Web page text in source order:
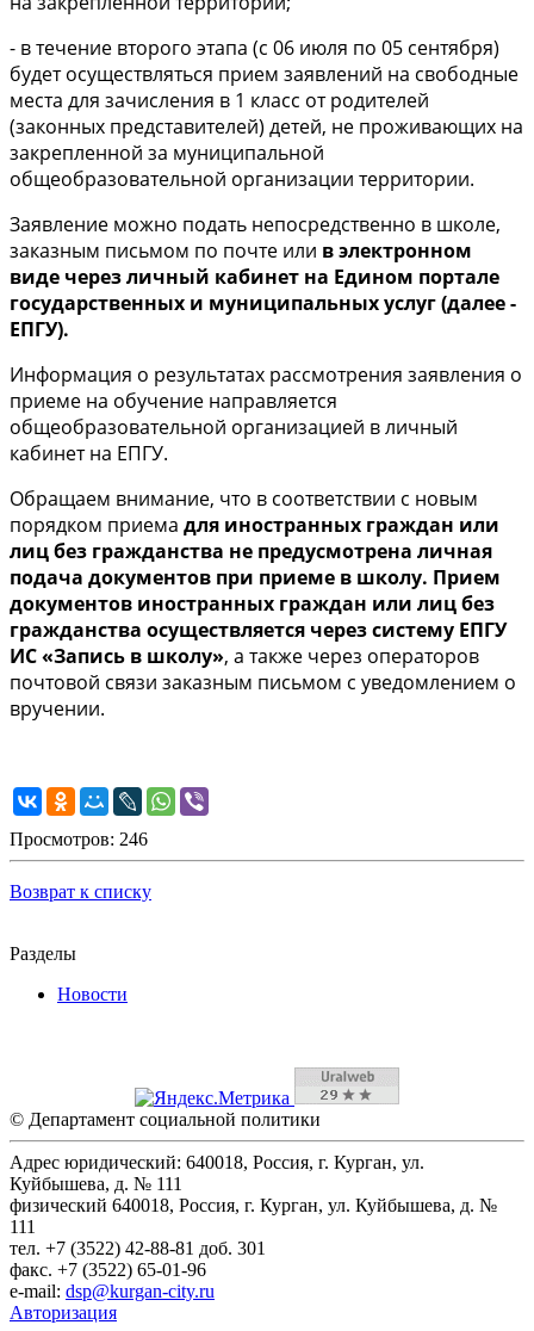
- в течение второго этапа (с 06 июля по 05 сентября)
будет осуществляться прием заявлений на свободные
места для зачисления в 1 класс от родителей
(законных представителей) детей, не проживающих на
закрепленной за муниципальной
общеобразовательной организации территории.
Заявление можно подать непосредственно в школе,
заказным письмом по почте или в электронном
виде через личный кабинет на Едином портале
государственных и муниципальных услуг (далее -
ЕПГУ).
Информация о результатах рассмотрения заявления о
приеме на обучение направляется
общеобразовательной организацией в личный
кабинет на ЕПГУ.
Обращаем внимание, что в соответствии с новым
порядком приема для иностранных граждан или
лиц без гражданства не предусмотрена личная
подача документов при приеме в школу. Прием
документов иностранных граждан или лиц без
гражданства осуществляется через систему ЕПГУ
ИС «Запись в школу», а также через операторов
почтовой связи заказным письмом с уведомлением о
вручении.
Просмотров: 246
Возврат к списку
Разделы
Новости
© Департамент социальной политики
Адрес юридический: 640018, Россия, г. Курган, ул.
Куйбышева, д. № 111
физический 640018, Россия, г. Курган, ул. Куйбышева, д. №
111
тел. +7 (3522) 42-88-81 доб. 301
факс. +7 (3522) 65-01-96
e-mail: dsp@kurgan-city.ru
Авторизация